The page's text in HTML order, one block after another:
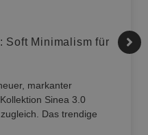
Soft Minimalism für
markanter
Sinea 3.0
Das trendige